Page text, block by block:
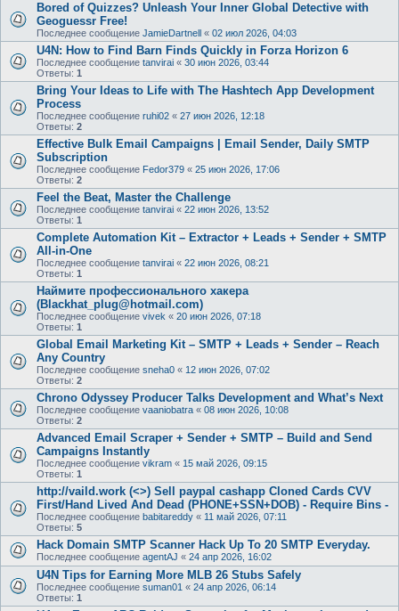
Bored of Quizzes? Unleash Your Inner Global Detective with
Geoguessr Free!
Последнее сообщение JamieDartnell « 02 июл 2026, 04:03
U4N: How to Find Barn Finds Quickly in Forza Horizon 6
Последнее сообщение tanvirai « 30 июн 2026, 03:44
Ответы: 1
Bring Your Ideas to Life with The Hashtech App Development
Process
Последнее сообщение ruhi02 « 27 июн 2026, 12:18
Ответы: 2
Effective Bulk Email Campaigns | Email Sender, Daily SMTP
Subscription
Последнее сообщение Fedor379 « 25 июн 2026, 17:06
Ответы: 2
Feel the Beat, Master the Challenge
Последнее сообщение tanvirai « 22 июн 2026, 13:52
Ответы: 1
Complete Automation Kit – Extractor + Leads + Sender + SMTP
All-in-One
Последнее сообщение tanvirai « 22 июн 2026, 08:21
Ответы: 1
Наймите профессионального хакера
(Blackhat_plug@hotmail.com)
Последнее сообщение vivek « 20 июн 2026, 07:18
Ответы: 1
Global Email Marketing Kit – SMTP + Leads + Sender – Reach
Any Country
Последнее сообщение sneha0 « 12 июн 2026, 07:02
Ответы: 2
Chrono Odyssey Producer Talks Development and What’s Next
Последнее сообщение vaaniobatra « 08 июн 2026, 10:08
Ответы: 2
Advanced Email Scraper + Sender + SMTP – Build and Send
Campaigns Instantly
Последнее сообщение vikram « 15 май 2026, 09:15
Ответы: 1
http://vaild.work (<>) Sell paypal cashapp Cloned Cards CVV
First/Hand Lived And Dead (PHONE+SSN+DOB) - Require Bins -
Последнее сообщение babitareddy « 11 май 2026, 07:11
Ответы: 5
Hack Domain SMTP Scanner Hack Up To 20 SMTP Everyday.
Последнее сообщение agentAJ « 24 апр 2026, 16:02
U4N Tips for Earning More MLB 26 Stubs Safely
Последнее сообщение suman01 « 24 апр 2026, 06:14
Ответы: 1